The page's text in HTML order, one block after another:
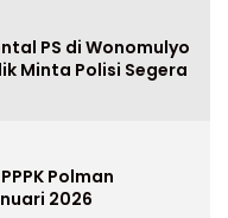
PS di Wonomulyo
Minta Polisi Segera
Polman
2026